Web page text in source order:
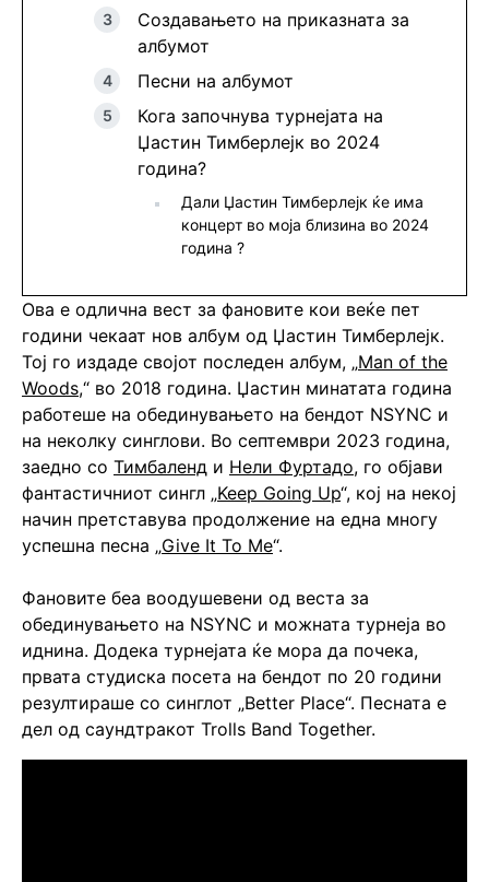
Создавањето на приказната за
албумот
Песни на албумот
Кога започнува турнејата на
Џастин Тимберлејк во 2024
година?
Дали Џастин Тимберлејк ќе има
концерт во моја близина во 2024
година ?
Ова е одлична вест за фановите кои веќе пет
години чекаат нов албум од Џастин Тимберлејк.
Тој го издаде својот последен албум, „Man of the
Woods,“ во 2018 година. Џастин минатата година
работеше на обединувањето на бендот NSYNC и
на неколку синглови. Во септември 2023 година,
заедно со Тимбаленд и Нели Фуртадо, го објави
фантастичниот сингл „Keep Going Up“, кој на некој
начин претставува продолжение на една многу
успешна песна „Give It To Me“.
Фановите беа воодушевени од веста за
обединувањето на NSYNC и можната турнеја во
иднина. Додека турнејата ќе мора да почека,
првата студиска посета на бендот по 20 години
резултираше со синглот „Better Place“. Песната е
дел од саундтракот Trolls Band Together.